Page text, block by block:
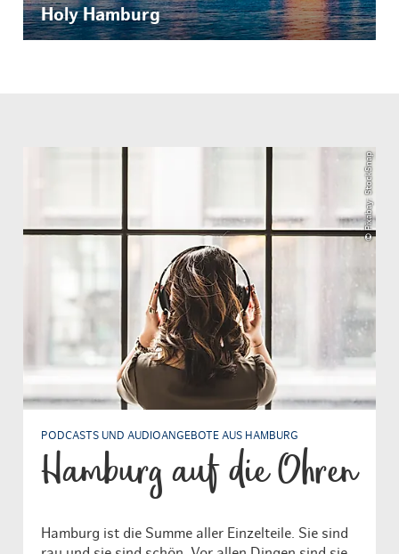
Holy Hamburg
© Pixabay: StockSnap
PODCASTS UND AUDIOANGEBOTE AUS HAMBURG
Hamburg auf die Ohren
Hamburg ist die Summe aller Einzelteile. Sie sind